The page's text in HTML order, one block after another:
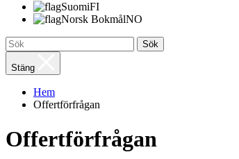
SuomiFI
Norsk BokmålNO
Sök
Stäng
Hem
Offertförfrågan
Offertförfrågan